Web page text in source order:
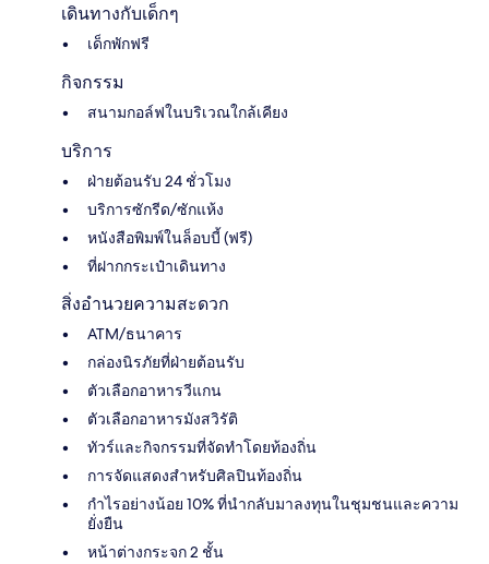
เดินทางกับเด็กๆ
เด็กพักฟรี
กิจกรรม
สนามกอล์ฟในบริเวณใกล้เคียง
บริการ
ฝ่ายต้อนรับ 24 ชั่วโมง
บริการซักรีด/ซักแห้ง
หนังสือพิมพ์ในล็อบบี้ (ฟรี)
ที่ฝากกระเป๋าเดินทาง
สิ่งอำนวยความสะดวก
ATM/ธนาคาร
กล่องนิรภัยที่ฝ่ายต้อนรับ
ตัวเลือกอาหารวีแกน
ตัวเลือกอาหารมังสวิรัติ
ทัวร์และกิจกรรมที่จัดทำโดยท้องถิ่น
การจัดแสดงสำหรับศิลปินท้องถิ่น
กำไรอย่างน้อย 10% ที่นำกลับมาลงทุนในชุมชนและความ
ยั่งยืน
หน้าต่างกระจก 2 ชั้น